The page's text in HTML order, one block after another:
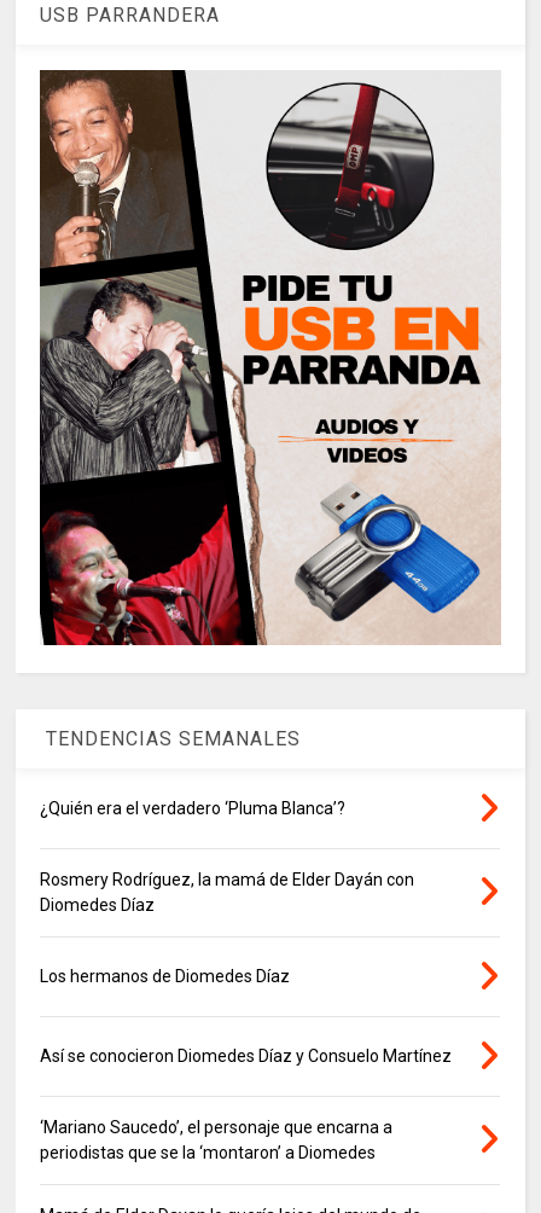
USB PARRANDERA
TENDENCIAS SEMANALES
¿Quién era el verdadero ‘Pluma Blanca’?
Rosmery Rodríguez, la mamá de Elder Dayán con
Diomedes Díaz
Los hermanos de Diomedes Díaz
Así se conocieron Diomedes Díaz y Consuelo Martínez
‘Mariano Saucedo’, el personaje que encarna a
periodistas que se la ‘montaron’ a Diomedes